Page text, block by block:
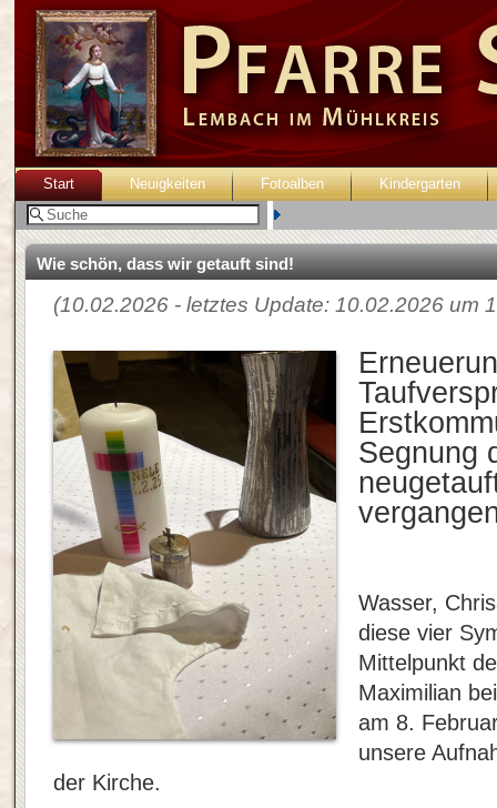
Start Neuigkeiten Fotoalben Kindergarten
Wie schön, dass wir getauft sind!
(10.02.2026 - letztes Update: 10.02.2026 um
Segnung
Wasser,
diese vier
Mittelpunkt
Maximilian
am 8.
unsere
der Kirche.